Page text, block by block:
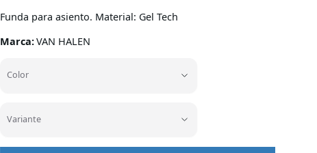
Funda para asiento. Material: Gel Tech
Marca:VAN HALEN
Color
Variante